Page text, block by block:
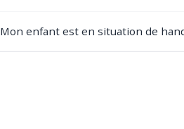
Mon enfant est en situation de